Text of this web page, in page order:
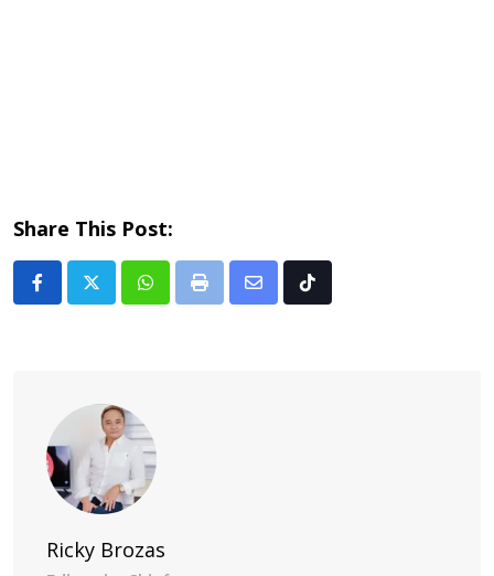
Share This Post:
Whatsapp
Print
Share Tiktok
Ricky Brozas